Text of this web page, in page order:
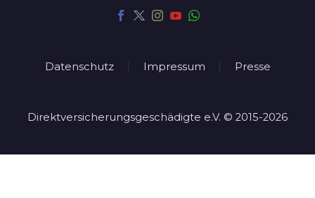
Datenschutz Impressum Presse
Direktversicherungsgeschädigte e.V. © 2015-2026